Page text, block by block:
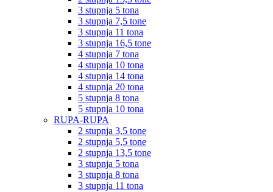
3 stupnja 5 tona
3 stupnja 7,5 tone
3 stupnja 11 tona
3 stupnja 16,5 tone
4 stupnja 7 tona
4 stupnja 10 tona
4 stupnja 14 tona
4 stupnja 20 tona
5 stupnja 8 tona
5 stupnja 10 tona
RUPA-RUPA
2 stupnja 3,5 tone
2 stupnja 5,5 tone
2 stupnja 13,5 tone
3 stupnja 5 tona
3 stupnja 8 tona
3 stupnja 11 tona